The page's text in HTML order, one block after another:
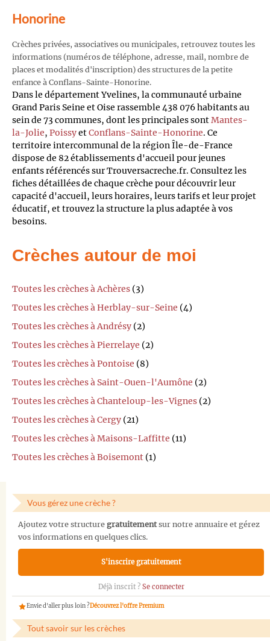
Honorine
Crèches privées, associatives ou municipales, retrouvez toutes les
informations (numéros de téléphone, adresse, mail, nombre de
places et modalités d'inscription) des structures de la petite
enfance à Conflans-Sainte-Honorine.
Dans le département Yvelines, la communauté urbaine
Grand Paris Seine et Oise rassemble 438 076 habitants au
sein de 73 communes, dont les principales sontMantes-
la-Jolie, PoissyetConflans-Sainte-Honorine. Ce
territoire intercommunal de la région Île-de-France
dispose de 82 établissements d'accueil pour jeunes
enfants référencés sur Trouversacreche.fr. Consultez les
fiches détaillées de chaque crèche pour découvrir leur
capacité d'accueil, leurs horaires, leurs tarifs et leur projet
éducatif, et trouvez la structure la plus adaptée à vos
besoins.
Crèches autour de moi
Toutes les crèches à Achères (3)
Toutes les crèches à Herblay-sur-Seine (4)
Toutes les crèches à Andrésy (2)
Toutes les crèches à Pierrelaye (2)
Toutes les crèches à Pontoise (8)
Toutes les crèches à Saint-Ouen-l'Aumône (2)
Toutes les crèches à Chanteloup-les-Vignes (2)
Toutes les crèches à Cergy (21)
Toutes les crèches à Maisons-Laffitte (11)
Toutes les crèches à Boisemont (1)
Vous gérez une crèche ?
Ajoutez votre structure gratuitementsur notre annuaire et gérez
vos informations en quelques clics.
S'inscrire gratuitement
Déjà inscrit ? Se connecter
Envie d'aller plus loin ?Découvrez l'offre Premium
Tout savoir sur les crèches